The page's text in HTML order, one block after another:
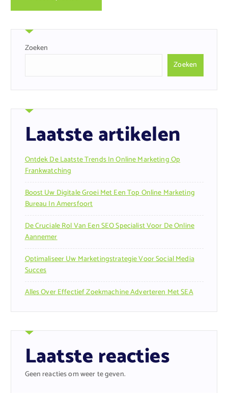
Zoeken
Zoeken
Laatste artikelen
Ontdek De Laatste Trends In Online Marketing Op
Frankwatching
Boost Uw Digitale Groei Met Een Top Online Marketing
Bureau In Amersfoort
De Cruciale Rol Van Een SEO Specialist Voor De Online
Aannemer
Optimaliseer Uw Marketingstrategie Voor Social Media
Succes
Alles Over Effectief Zoekmachine Adverteren Met SEA
Laatste reacties
Geen reacties om weer te geven.